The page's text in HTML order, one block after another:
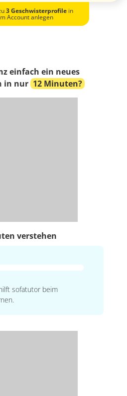
3 Geschwisterprofilein
Account anlegen
einfach ein neues
in nur 12 Minuten?
verstehen
sofatutor beim